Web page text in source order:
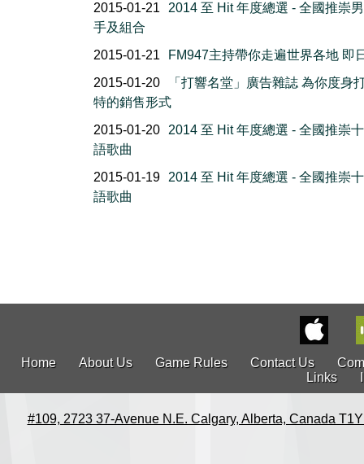
2015-01-21
2014 至 Hit 年度總選 - 全國推崇
手及組合
2015-01-21
FM947主持帶你走遍世界各地 即
2015-01-20
「打響名堂」廣告雜誌 為你度身
特的銷售形式
2015-01-20
2014 至 Hit 年度總選 - 全國推崇
語歌曲
2015-01-19
2014 至 Hit 年度總選 - 全國推崇
語歌曲
Home About Us Game Rules Contact Us
Links
#109, 2723 37-Avenue N.E. Calgary, Alberta, Canada